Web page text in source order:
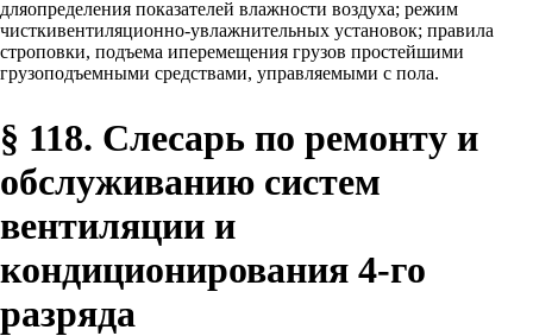
дляопределения показателей влажности воздуха; режим
чисткивентиляционно-увлажнительных установок; правила
строповки, подъема иперемещения грузов простейшими
грузоподъемными средствами, управляемыми с пола.
§ 118. Слесарь по ремонту и
обслуживанию систем
вентиляции и
кондиционирования 4-го
разряда